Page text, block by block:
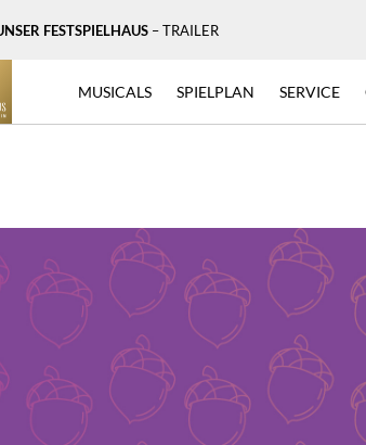
FESTSPIELHAUS – TRAILER
MUSICALS SPIELPLAN SERVICE